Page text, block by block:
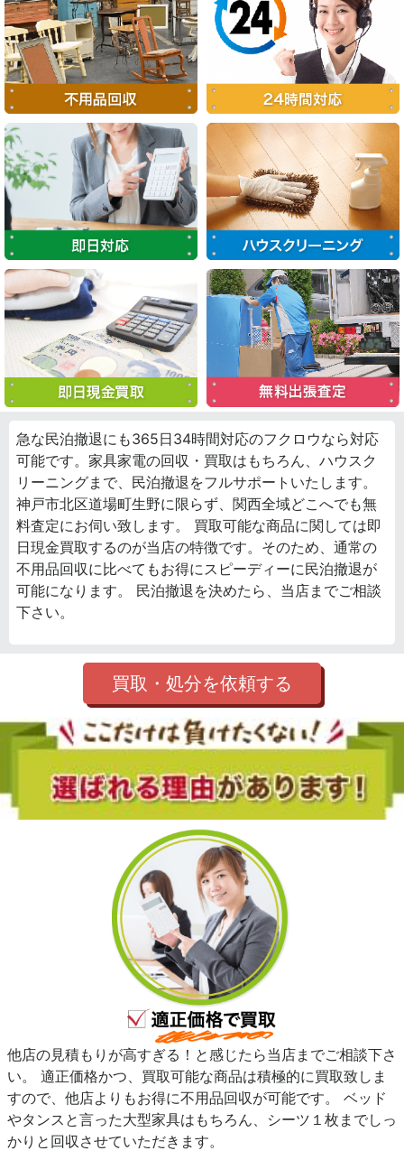
急な民泊撤退にも365日34時間対応のフクロウなら対応
可能です。家具家電の回収・買取はもちろん、ハウスク
リーニングまで、民泊撤退をフルサポートいたします。
神戸市北区道場町生野に限らず、関西全域どこへでも無
料査定にお伺い致します。 買取可能な商品に関しては即
日現金買取するのが当店の特徴です。そのため、通常の
不用品回収に比べてもお得にスピーディーに民泊撤退が
可能になります。 民泊撤退を決めたら、当店までご相談
下さい。
買取・処分を依頼する
他店の見積もりが高すぎる！と感じたら当店までご相談下さ
い。 適正価格かつ、買取可能な商品は積極的に買取致しま
すので、他店よりもお得に不用品回収が可能です。 ベッド
やタンスと言った大型家具はもちろん、シーツ１枚までしっ
かりと回収させていただきます。